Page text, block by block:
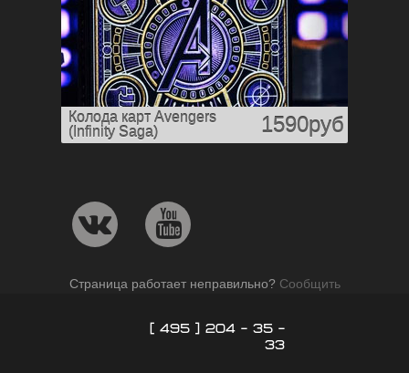
Колода карт Avengers
(Infinity Saga)
1590руб
Страница работает неправильно? Сообщить
[ 495 ] 204 - 35 -
33